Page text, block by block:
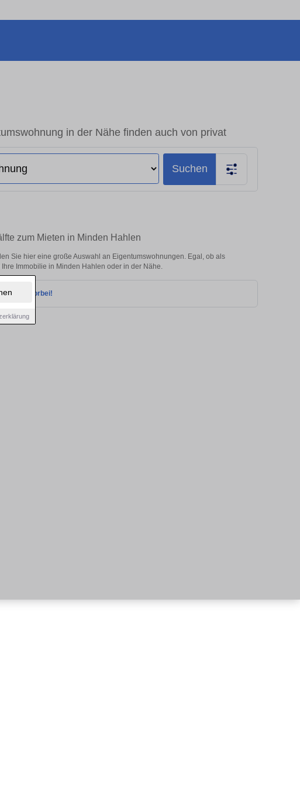
in der Nähe finden auch von privat
Suchen
zum Mieten in Minden Hahlen
Sie hier eine große Auswahl an Eigentumswohnungen. Egal, ob als
Immobilie in Minden Hahlen oder in der Nähe.
wieder vorbei!